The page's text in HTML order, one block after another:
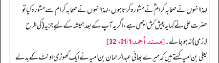
لہذا انہوں نے صحابہ کرام ؓ نے مشورہ کرتا ہوں، لہذا انہوں نے صحابہ کرام سے مشورہ کیا تو
حضرت علی نے کہا یہ پیش کش اچھی ہے، اگر یہ آپ کے بعد ہمیشہ کےلیے جزیہ (کی طرح
لازمی) نہ ہو جائے۔[مسند أحمد:31/1، 32]
یعلی بن امیہ کہتے ہیں کہ میرے بھائی عبدالرحمان بن امیہ نے ایک گھوڑی اونٹ کے بدلے